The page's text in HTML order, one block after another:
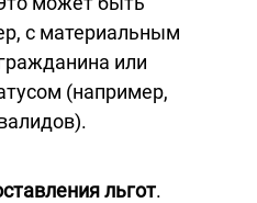
с материальным
или
(например,
льгот.